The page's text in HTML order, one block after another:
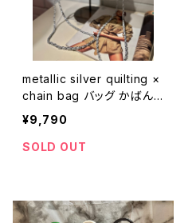
metallic silver quilting ×
chain bag バッグ かばん
メタリック シルバー キルテ
ィング ストーン チェーン
¥9,790
SOLD OUT